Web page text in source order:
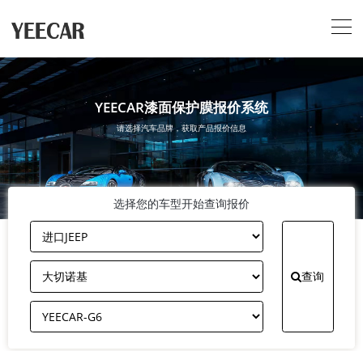
YEECAR漆面保护膜报价系统
请选择汽车品牌，获取产品报价信息
选择您的车型开始查询报价
查询